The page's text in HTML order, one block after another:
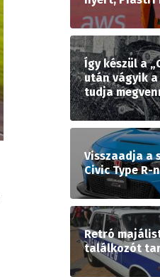
Így készül a
után vágyik
tudja
Visszaadja a
Civic Type R-
Retró
találkozót